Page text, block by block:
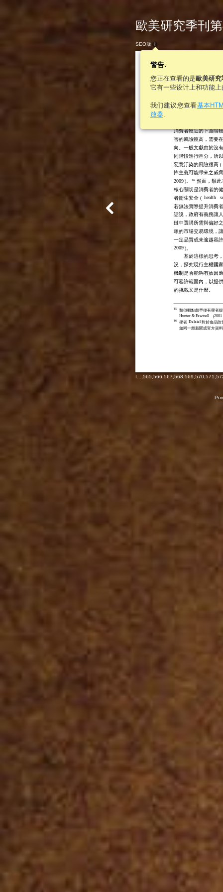
歐美研究季刊
消費者較近的下游階
害的風險較高，需要
向。一般文獻由於沒
同階段進行區分，所
惡意汙染的風險很高 (
怖主義可能帶來之威
2009)。 16
然而，類此
核心關切是消費者的
者衛生安全 ( health
若無法實際提升消費
話說，政府有義務讓
鏈中選購所需與偏好
賴的市場交易環境，
一定品質或未逾越容
2009)。
基於這樣的思考
況，探究現行主權國
機制是否能夠有效因
可容許範圍內，以提
的挑戰又是什麼。
15
類似觀點頗早便有學者
Hunter & Fewtrell
(2001
16 學者 Dalziel 對於食品防
如同一般新聞或官方資
SEO版
警告.
您正在查看的是歐美研
它有一些设计上和功能
我们建议您查看基本
放器
I 565 566 567 568 569 570 571